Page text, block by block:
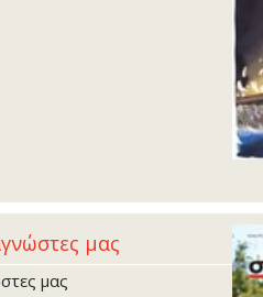
µας
µας